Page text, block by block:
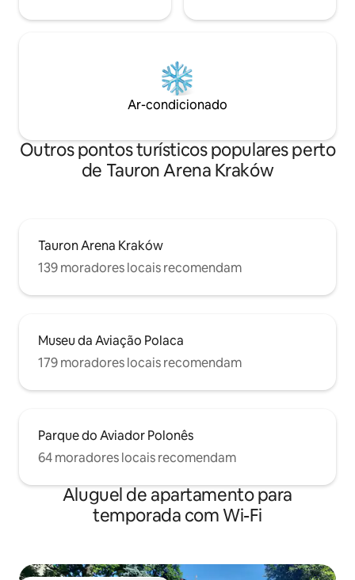
Ar-condicionado
Outros pontos turísticos populares perto
de Tauron Arena Kraków
Tauron Arena Kraków
139 moradores locais recomendam
Museu da Aviação Polaca
179 moradores locais recomendam
Parque do Aviador Polonês
64 moradores locais recomendam
Aluguel de apartamento para
temporada com Wi-Fi